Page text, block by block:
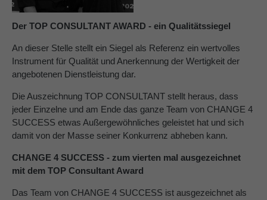
Der TOP CONSULTANT AWARD - ein Qualitätssiegel
An dieser Stelle stellt ein Siegel als Referenz ein wertvolles
Instrument für Qualität und Anerkennung der Wertigkeit der
angebotenen Dienstleistung dar.
Die Auszeichnung TOP CONSULTANT stellt heraus, dass
jeder Einzelne und am Ende das ganze Team von CHANGE 4
SUCCESS etwas Außergewöhnliches geleistet hat und sich
damit von der Masse seiner Konkurrenz abheben kann.
CHANGE 4 SUCCESS - zum vierten mal ausgezeichnet
mit dem TOP Consultant Award
Das Team von CHANGE 4 SUCCESS ist ausgezeichnet als